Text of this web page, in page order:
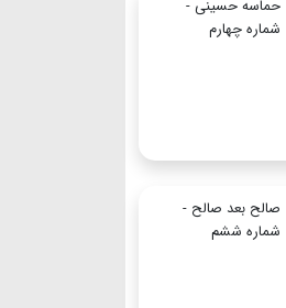
حماسه حسینی -
شماره چهارم
صالح بعد صالح -
شماره ششم